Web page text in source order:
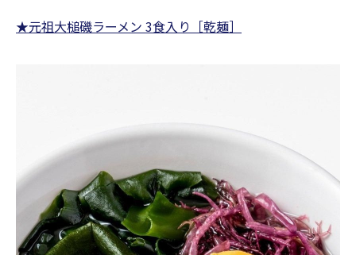
★元祖大槌磯ラーメン 3食入り［乾麺］